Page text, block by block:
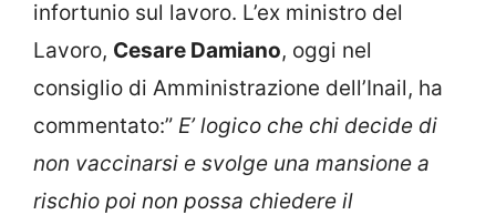
infortunio sul lavoro. L’ex ministro del
Lavoro, Cesare Damiano, oggi nel
consiglio di Amministrazione dell’Inail, ha
commentato:” E’ logico che chi decide di
non vaccinarsi e svolge una mansione a
rischio poi non possa chiedere il